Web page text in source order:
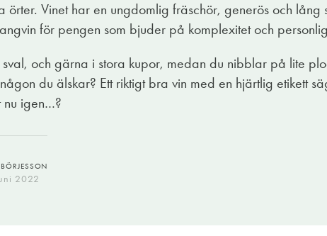
örter. Vinet har en ungdomlig fräschör, generös och
för pengen som bjuder på komplexitet och
och gärna i stora kupor, medan du nibblar på lite
du älskar? Ett riktigt bra vin med en hjärtlig etikett
nu igen…?
2022